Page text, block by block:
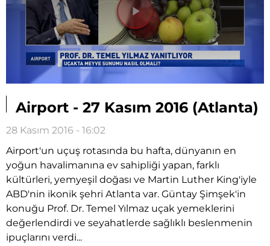
Videoyu
Oynat
Airport - 27 Kasım 2016 (Atlanta)
28 Kasım 2016 - 16:02
Airport'un uçuş rotasında bu hafta, dünyanın en
yoğun havalimanına ev sahipliği yapan, farklı
kültürleri, yemyeşil doğası ve Martin Luther King'iyle
ABD'nin ikonik şehri Atlanta var. Güntay Şimşek'in
konuğu Prof. Dr. Temel Yılmaz uçak yemeklerini
değerlendirdi ve seyahatlerde sağlıklı beslenmenin
ipuçlarını verdi...